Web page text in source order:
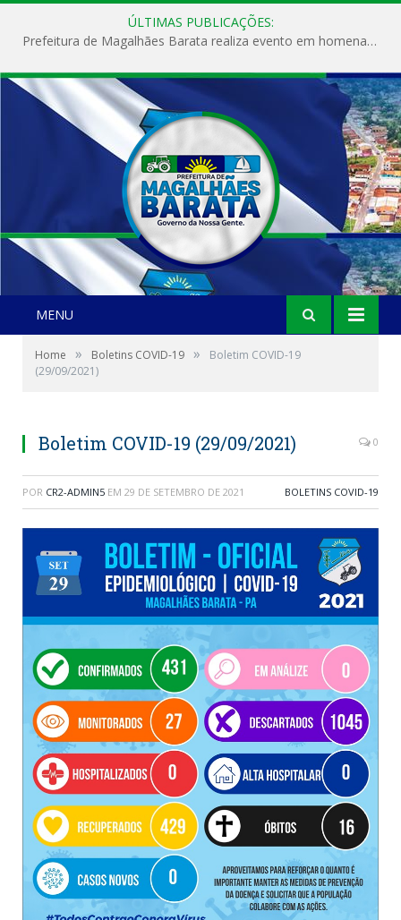
ÚLTIMAS PUBLICAÇÕES:
Prefeitura de Magalhães Barata realiza evento em homenagem ao Dia Internacional da Mulher
MENU
Home » Boletins COVID-19 »
Boletim COVID-19
(29/09/2021)
Boletim COVID-19 (29/09/2021) 0
POR CR2-ADMIN5 EM 29 DE SETEMBRO DE 2021 BOLETINS COVID-19